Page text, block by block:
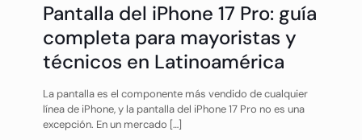
Pantalla del iPhone 17 Pro: guía
completa para mayoristas y
técnicos en Latinoamérica
La pantalla es el componente más vendido de cualquier
línea de iPhone, y la pantalla del iPhone 17 Pro no es una
excepción. En un mercado […]